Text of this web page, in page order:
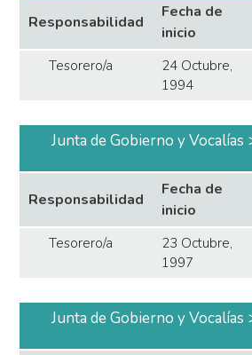
Responsabilidad
Fecha de
inicio
Tesorero/a
24 Octubre,
1994
Junta de Gobierno y Vocalías
Responsabilidad
Fecha de
inicio
Tesorero/a
23 Octubre,
1997
Junta de Gobierno y Vocalías